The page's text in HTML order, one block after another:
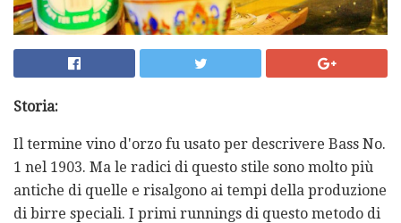
Storia:
Il termine vino d'orzo fu usato per descrivere Bass No.
1 nel 1903. Ma le radici di questo stile sono molto più
antiche di quelle e risalgono ai tempi della produzione
di birre speciali. I primi runnings di questo metodo di